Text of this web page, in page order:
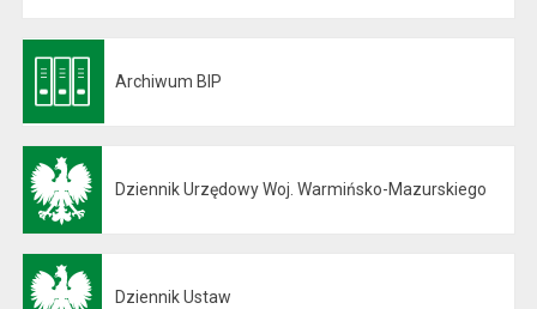
Archiwum BIP
Dziennik Urzędowy Woj. Warmińsko-Mazurskiego
Dziennik Ustaw